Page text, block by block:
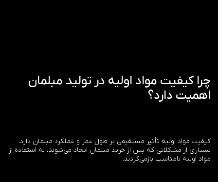
چرا کیفیت مواد اولیه در تولید مبلمان
اهمیت دارد؟
کیفیت مواد اولیه تأثیر مستقیمی بر طول عمر و عملکرد مبلمان دارد.
بسیاری از مشکلاتی که پس از خرید مبلمان ایجاد می‌شوند، به استفاده از
مواد اولیه نامناسب بازمی‌گردند.